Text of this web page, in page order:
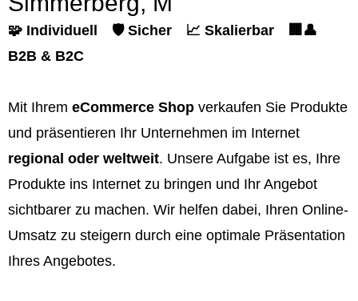
🧩 Individuell 🛡️ Sicher 📈 Skalierbar
🏢👤
B2B & B2C
Mit Ihrem eCommerce Shop verkaufen Sie Produkte
und präsentieren Ihr Unternehmen im Internet
regional oder weltweit. Unsere Aufgabe ist es, Ihre
Produkte ins Internet zu bringen und Ihr Angebot
sichtbarer zu machen. Wir helfen dabei, Ihren Online-
Umsatz zu steigern durch eine optimale Präsentation
Ihres Angebotes.